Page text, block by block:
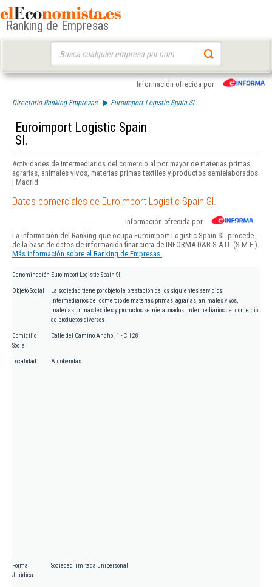
Ranking de Empresas
Información ofrecida por
Directorio Ranking Empresas Euroimport Logistic Spain Sl.
Euroimport Logistic Spain
Sl.
Actividades de intermediarios del comercio al por mayor de materias primas
agrarias, animales vivos, materias primas textiles y productos semielaborados
| Madrid
Datos comerciales de Euroimport Logistic Spain Sl.
Información ofrecida por
La información del Ranking que ocupa Euroimport Logistic Spain Sl. procede
de la base de datos de información financiera de INFORMA D&B S.A.U. (S.M.E.).
Más información sobre el Ranking de Empresas.
Denominación Euroimport Logistic Spain Sl.
Objeto Social
La sociedad tiene por objeto la prestación de los siguientes servicios:
Intermediarios del comercio de materias primas, agrarias, animales vivos,
materias primas textiles y productos semielaborados. Intermediarios del comercio
de productos diversos
Domicilio
Social
Calle del Camino Ancho , 1 - CH 28
Localidad Alcobendas
Forma
Jurídica
Sociedad limitada unipersonal